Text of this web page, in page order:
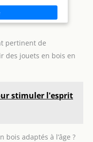
DURABLE 80%
véhicule Pat Patrouille
de plastique recyclé ;
de la série
peuvent laisser
toutes sortes de
leurs chiots préférés
les scènes du dessin
en main Pat
pertinent de
des jouets en bois en
stimuler l'esprit
bois adaptés à l’âge ?